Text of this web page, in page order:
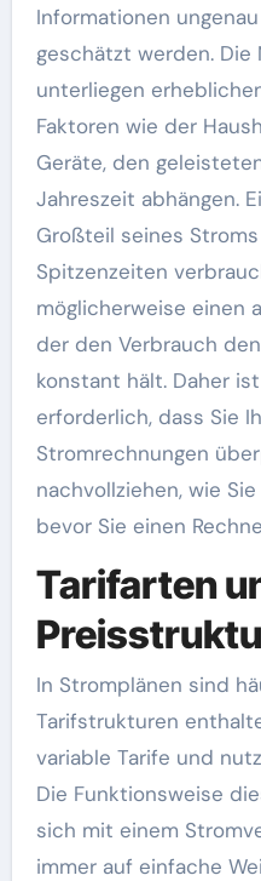
Informationen
geschätzt werden. Die
unterliegen
Faktoren wie der
Geräte, den
Jahreszeit abhängen.
Großteil seines
Spitzenzeiten
möglicherweise einen
der den Verbrauch
konstant hält. Daher
erforderlich, dass Sie
Stromrechnungen
nachvollziehen, wie
bevor Sie einen
Tarifarten
In Stromplänen sind
Tarifstrukturen
variable Tarife und
Die Funktionsweise
sich mit einem
immer auf einfache